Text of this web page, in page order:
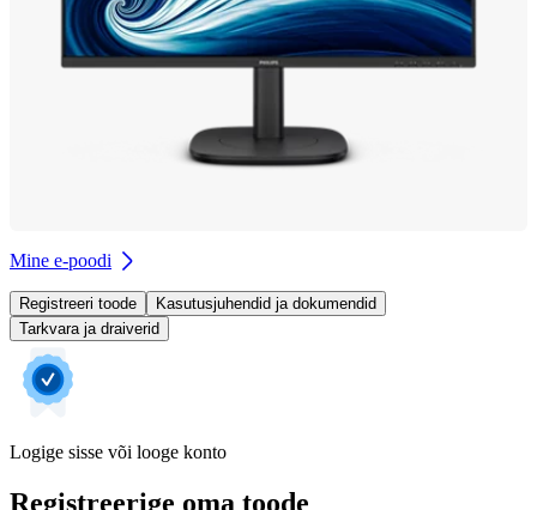
Mine e-poodi
Registreeri toode
Kasutusjuhendid ja dokumendid
Tarkvara ja draiverid
Logige sisse või looge konto
Registreerige oma toode